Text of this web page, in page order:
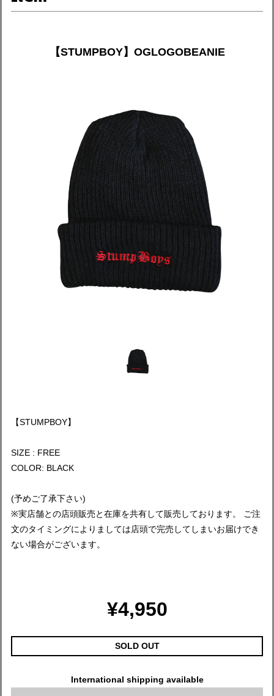
【STUMPBOY】OGLOGOBEANIE
【STUMPBOY】
SIZE : FREE
COLOR: BLACK
(予めご了承下さい)
※実店舗との店頭販売と在庫を共有して販売しております。 ご注
文のタイミングによりましては店頭で完売してしまいお届けでき
ない場合がございます。
¥4,950
SOLD OUT
International shipping available